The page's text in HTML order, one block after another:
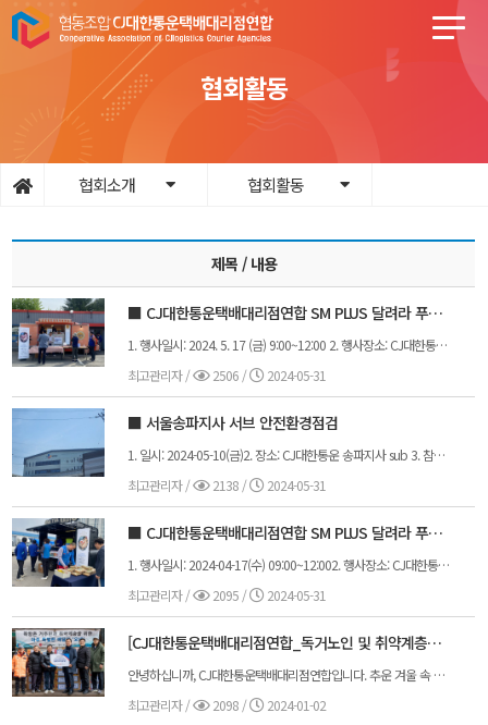
협회활동
협회소개 협회활동
제목 / 내용
■ CJ대한통운택배대리점연합 SM PLUS 달려라 푸드트럭(북대전지사)
1. 행사일시: 2024. 5. 17 (금) 9:00~12:00 2. 행사장소: CJ대한통운 북대전지사3. 행사인원: 약 260명(집배점장, SM, 도급, 간선, 분류, OP 등)4. 참석자: (CJ대한통운택배대리점연합) 김종철 회장님, 정원규 이사님, 정진욱 사무국장님, 이강수 국장님, 김동근 대의원님, 우영섭 대의원님, 박문지님, (CJ대한통운) 충청사업담당 이태문 운영팀장님, 북대전지사 이성민 지사장님, B.P혁신팀 오한솔님
최고관리자/ 2506 / 2024-05-31
■ 서울송파지사 서브 안전환경점검
1. 일시: 2024-05-10(금)2. 장소: CJ대한통운 송파지사 sub 3. 참석자: 이현서이사님. 이진홍지부장님. 오광석대의원님. 박인철대의원님. 집배점장님, 김선덕지사장님. 정진욱사무국장님 4. 내용: 송파 서브 안전환경점검 및 지사장님과 지역 현안을 논의하는 집배점장 간담회 진행하였습니다.
최고관리자/ 2138 / 2024-05-31
■ CJ대한통운택배대리점연합 SM PLUS 달려라 푸드트럭(포천지사)
1. 행사일시: 2024-04-17(수) 09:00~12:002. 행사장소: CJ대한통운 포천지사3. 행사인원: 약 150명(집배점장, SM, 도급, 간선, 분류, OP 등)4. 참석자: CJ대한통운택배대리점연합 김종철 회장님, 이현서 이사님, 정진욱 사무국장님, 박용주 지부장님, 박문지
최고관리자/ 2095 / 2024-05-31
[CJ대한통운택배대리점연합_독거노인 및 취약계층을 위한 "아주 특별한 배달이 오네" 기부 활동]
안녕하십니까, CJ대한통운택배대리점연합입니다. 추운 겨울 속 독거노인과 취약계층의 따뜻한 겨울나기를 위한 연말 기부활동으로 "아주 특별한 배달이 오네"를 진행하였습니다.연합회와 함께 이번 기부활동에 동참하여 따뜻한 마음이 담긴 기부물품을 보내주신 회원분들께 감사의 말씀 전해드리며 앞으로도 사회적 책임을 다하는 연합회가 되도록 하겠습니다.감사합니다.-일시: 2023.12.28(목) 15:00-기부처: 남대문쪽방상담소-기부내역: 기부금(200만원), 기부물품(200만원 상당)
최고관리자/ 2098 / 2024-01-02